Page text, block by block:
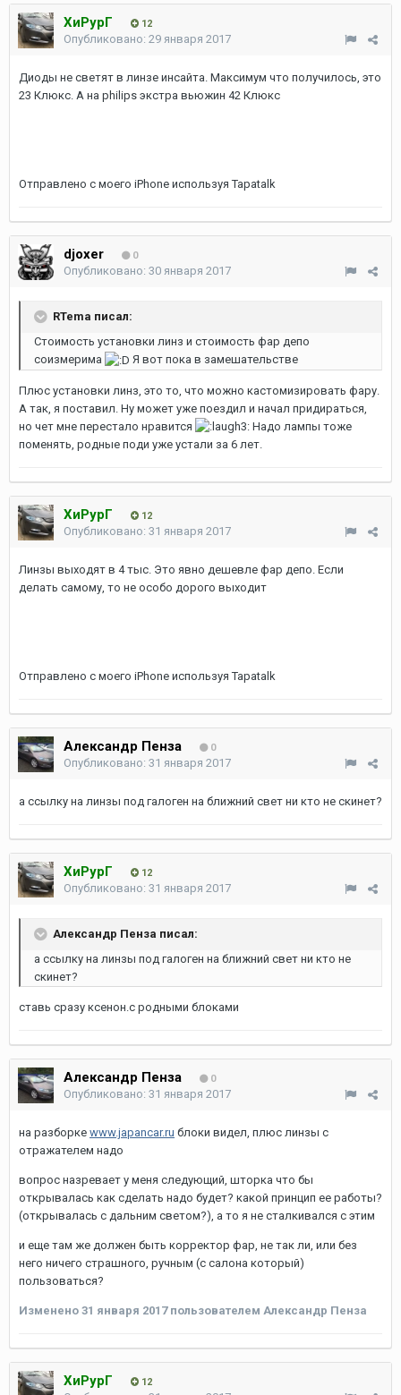
ХиРурГ 12
Опубликовано: 29 января 2017
Диоды не светят в линзе инсайта. Максимум что получилось, это
23 Клюкс. А на philips экстра вьюжин 42 Клюкс
Отправлено с моего iPhone используя Tapatalk
djoxer 0
Опубликовано: 30 января 2017
RTema писал:
Стоимость установки линз и стоимость фар депо
соизмерима
Я вот пока в замешательстве
Плюс установки линз, это то, что можно кастомизировать фару.
А так, я поставил. Ну может уже поездил и начал придираться,
но чет мне перестало нравится
Надо лампы тоже
поменять, родные поди уже устали за 6 лет.
ХиРурГ 12
Опубликовано: 31 января 2017
Линзы выходят в 4 тыс. Это явно дешевле фар депо. Если
делать самому, то не особо дорого выходит
Отправлено с моего iPhone используя Tapatalk
Александр Пенза 0
Опубликовано: 31 января 2017
а ссылку на линзы под галоген на ближний свет ни кто не скинет?
ХиРурГ 12
Опубликовано: 31 января 2017
Александр Пенза писал:
а ссылку на линзы под галоген на ближний свет ни кто не
скинет?
ставь сразу ксенон.с родными блоками
Александр Пенза 0
Опубликовано: 31 января 2017
на разборке www.japancar.ru блоки видел, плюс линзы с
отражателем надо
вопрос назревает у меня следующий, шторка что бы
открывалась как сделать надо будет? какой принцип ее работы?
(открывалась с дальним светом?), а то я не сталкивался с этим
и еще там же должен быть корректор фар, не так ли, или без
него ничего страшного, ручным (с салона который)
пользоваться?
Изменено 31 января 2017пользователем Александр Пенза
ХиРурГ 12